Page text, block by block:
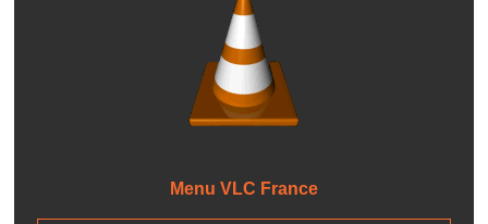
Menu VLC France